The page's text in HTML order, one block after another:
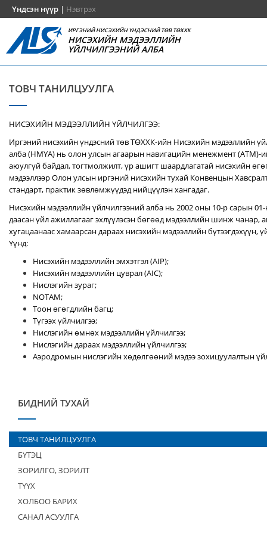
Үндсэн нүүр | Нэвтрэх
ИРГЭНИЙ НИСЭХИЙН ҮНДЭСНИЙ ТӨВ ТӨХХК
НИСЭХИЙН МЭДЭЭЛЛИЙН
ҮЙЛЧИЛГЭЭНИЙ АЛБА
ТОВЧ ТАНИЛЦУУЛГА
НИСЭХИЙН МЭДЭЭЛЛИЙН ҮЙЛЧИЛГЭЭ:
Иргэний нисэхийн үндэсний төв ТӨХХК-ийн Нисэхийн мэдээллийн
алба (НМҮА) нь олон улсын агаарын навигацийн менежмент (ATM)-
аюулгүй байдал, тогтмолжилт, үр ашигт шаардлагатай нисэхийн
мэдээллээр Олон улсын иргэний нисэхийн тухай Конвенцын
стандарт, практик зөвлөмжүүдэд нийцүүлэн хангадаг.
Нисэхийн мэдээллийн үйлчилгээний алба нь 2002 оны 10-р сарын
даасан үйл ажиллагааг эхлүүлэсэн бөгөөд мэдээллийн шинж чанар,
хугацаанаас хамаарсан дараах нисэхийн мэдээллийн бүтээгдэхүүн,
Үүнд:
Нисэхийн мэдээллийн эмхэтгэл (AIP);
Нисэхийн мэдээллийн цуврал (AIC);
Нислэгийн зураг;
NOTAM;
Тоон өгөгдлийн багц;
Түгээх үйлчилгээ;
Нислэгийн өмнөх мэдээллийн үйлчилгээ;
Нислэгийн дараах мэдээллийн үйлчилгээ;
Аэродромын нислэгийн хөдөлгөөний мэдээ зохицуулалтын
БИДНИЙ ТУХАЙ
ТОВЧ ТАНИЛЦУУЛГА
БҮТЭЦ
ЗОРИЛГО, ЗОРИЛТ
ТҮҮХ
ХОЛБОО БАРИХ
САНАЛ АСУУЛГА